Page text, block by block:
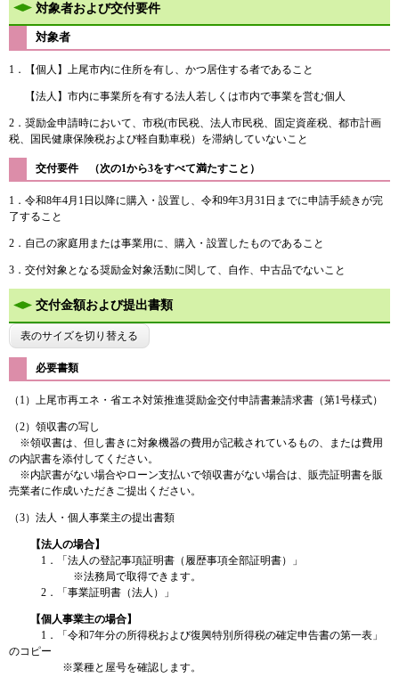
対象者および交付要件
対象者
1．【個人】上尾市内に住所を有し、かつ居住する者であること
【法人】市内に事業所を有する法人若しくは市内で事業を営む個人
2．奨励金申請時において、市税(市民税、法人市民税、固定資産税、都市計画
税、国民健康保険税および軽自動車税）を滞納していないこと
交付要件 （次の1から3をすべて満たすこと）
1．令和8年4月1日以降に購入・設置し、令和9年3月31日までに申請手続きが完
了すること
2．自己の家庭用または事業用に、購入・設置したものであること
3．交付対象となる奨励金対象活動に関して、自作、中古品でないこと
交付金額および提出書類
表のサイズを切り替える
必要書類
（1）上尾市再エネ・省エネ対策推進奨励金交付申請書兼請求書（第1号様式）
（2）領収書の写し
​ ※領収書は、但し書きに対象機器の費用が記載されているもの、または費用
の内訳書を添付してください。
※内訳書がない場合やローン支払いで領収書がない場合は、販売証明書を販
売業者に作成いただきご提出ください。
（3）法人・個人事業主の提出書類
【法人の場合】
1．「法人の登記事項証明書（履歴事項全部証明書）」
※法務局で取得できます。
2．「事業証明書（法人）」​​
【個人事業主の場合】
1．「令和7年分の所得税および復興特別所得税の確定申告書の第一表」
のコピー
​ ※業種と屋号を確認します。